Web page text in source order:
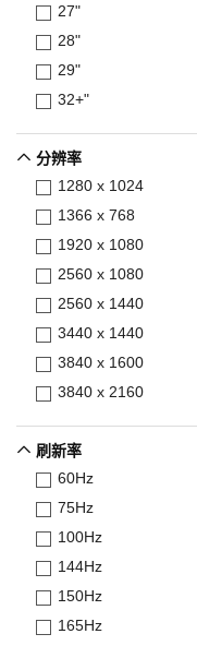
27"
28"
29"
32+"
分辨率
1280 x 1024
1366 x 768
1920 x 1080
2560 x 1080
2560 x 1440
3440 x 1440
3840 x 1600
3840 x 2160
刷新率
60Hz
75Hz
100Hz
144Hz
150Hz
165Hz